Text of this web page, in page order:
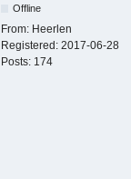
Offline
From: Heerlen
Registered: 2017-06-28
Posts: 174